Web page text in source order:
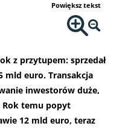
Powiększ tekst
z przytupem: sprzedał
mld euro. Transakcja
inwestorów duże,
Rok temu popyt
12 mld euro, teraz